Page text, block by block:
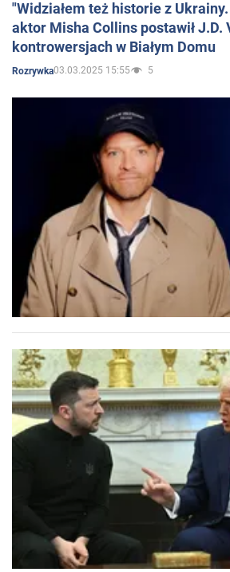
"Widziałem też historie z
aktor Misha Collins postawił
kontrowersjach w Białym Domu
Rozrywka03.03.2025 15:55 5